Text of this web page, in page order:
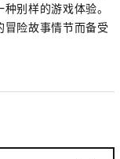
别样的游戏体验。
险故事情节而备受